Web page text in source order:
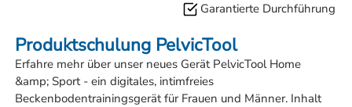
Produktschulung PelvicTool
Erfahre mehr über unser neues Gerät PelvicTool Home
&amp; Sport - ein digitales, intimfreies
Beckenbodentrainingsgerät für Frauen und Männer. Inhalt
Garantierte Durchführung